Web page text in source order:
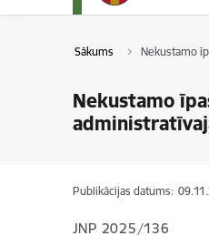
Sākums Nekustamo
Nekustamo
Publikācijas datums:
JNP 2025/136